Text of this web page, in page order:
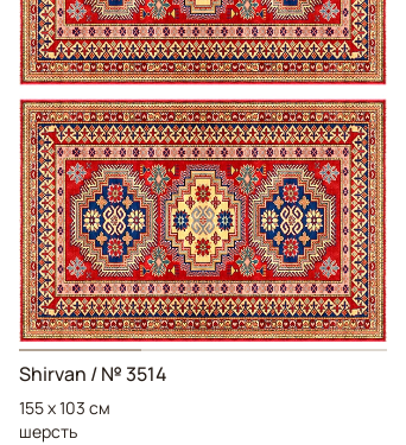
Shirvan / № 3514
155 x 103 см
шерсть